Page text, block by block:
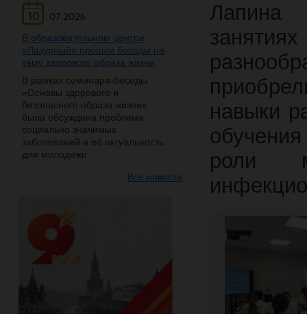
10
07.2026
В образовательном центре
«Лазурный» прошли беседы на
тему здорового образа жизни
В рамках семинара-беседы
«Основы здорового и
безопасного образа жизни»
была обсуждена проблема
социально значимых
заболеваний и её актуальность
для молодежи.
Все новости
Лапина
навыки
роли